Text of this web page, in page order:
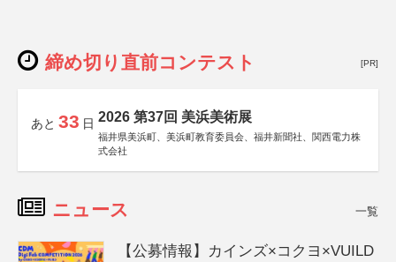
締め切り直前コンテスト [PR]
あと 33 日 2026 第37回 美浜美術展
福井県美浜町、美浜町教育委員会、福井新聞社、関西電力株
式会社
ニュース 一覧
【公募情報】カインズ×コクヨ×VUILD